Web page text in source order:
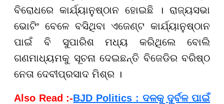
ବିରୋଧରେ କାର୍ଯ୍ୟାନୁଷ୍ଠାନ ହୋଇଛି । ରାଜ୍ୟସଭା
ଭୋଟିଂ ବେଳେ ବସିଥିବା ଏଜେଣ୍ଟ କାର୍ଯ୍ୟାନୁଷ୍ଠାନ
ପାଇଁ ବି ସୁପାରିଶ ମଧ୍ୟ କରିଥିଲେ ବୋଲି
ଗଣମାଧ୍ୟମକୁ ସୂଚନା ଦେଇଛନ୍ତି ବିଜେଡିର ବରିଷ୍ଠ
ନେତା ଦେବୀପ୍ରସାଦ ମିଶ୍ର ।
Also Read :-BJD Politics : ଦଳକୁ ଦୁର୍ବଳ ପାଇଁ